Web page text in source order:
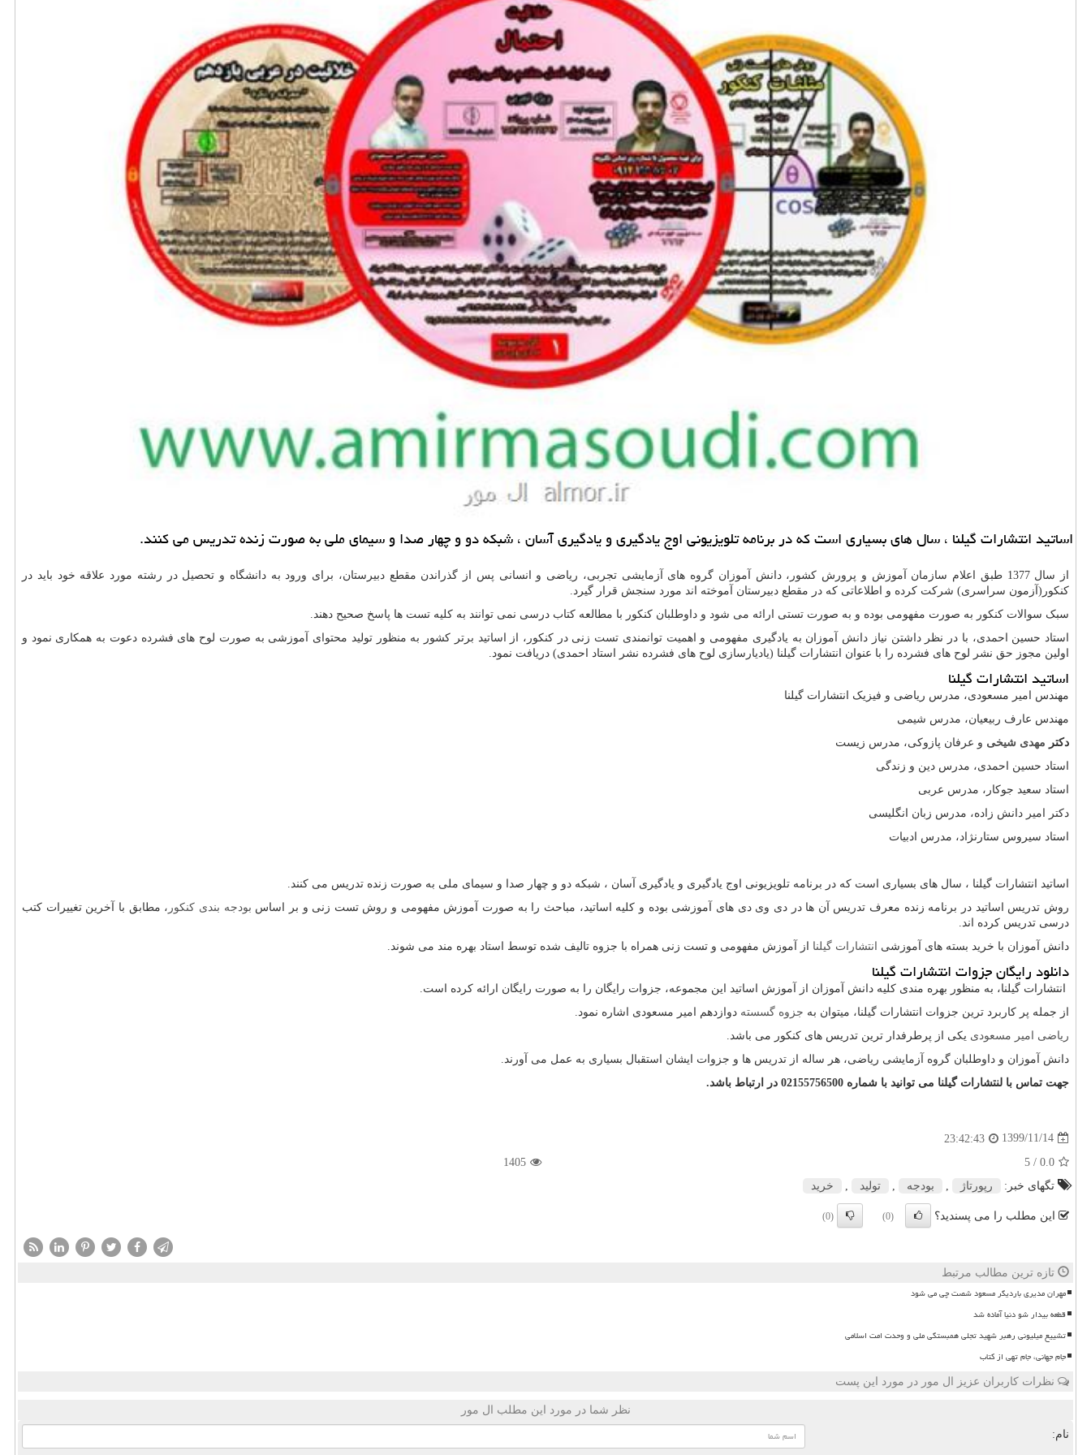
اساتید انتشارات گیلنا ، سال های بسیاری است كه در برنامه تلویزیونی اوج یادگیری و یادگیری آسان ، شبكه دو و چهار صدا و سیمای ملی به صورت زنده تدریس می كنند.
از سال 1377 طبق اعلام سازمان آموزش و پرورش کشور، دانش آموزان گروه های آزمایشی تجربی، ریاضی و انسانی پس از گذراندن مقطع دبیرستان، برای ورود به دانشگاه و تحصیل در رشته مورد علاقه خود باید در
کنکور(آزمون سراسری) شرکت کرده و اطلاعاتی که در مقطع دبیرستان آموخته اند مورد سنجش قرار گیرد.
سبک سوالات کنکور به صورت مفهومی بوده و به صورت تستی ارائه می شود و داوطلبان کنکور با مطالعه کتاب درسی نمی توانند به کلیه تست ها پاسخ صحیح دهند.
استاد حسین احمدی، با در نظر داشتن نیاز دانش آموزان به یادگیری مفهومی و اهمیت توانمندی تست زنی در کنکور، از اساتید برتر کشور به منظور تولید محتوای آموزشی به صورت لوح های فشرده دعوت به همکاری نمود و
اولین مجوز حق نشر لوح های فشرده را با عنوان انتشارات گیلنا (یادیارسازی لوح های فشرده نشر استاد احمدی) دریافت نمود.
اساتید انتشارات گیلنا
مهندس امیر مسعودی، مدرس ریاضی و فیزیک انتشارات گیلنا
مهندس عارف ربیعیان، مدرس شیمی
دکتر مهدی شیخی و عرفان پازوکی، مدرس زیست
استاد حسین احمدی، مدرس دین و زندگی
استاد سعید جوکار، مدرس عربی
دکتر امیر دانش زاده، مدرس زبان انگلیسی
استاد سیروس ستارنژاد، مدرس ادبیات
اساتید انتشارات گیلنا ، سال های بسیاری است که در برنامه تلویزیونی اوج یادگیری و یادگیری آسان ، شبکه دو و چهار صدا و سیمای ملی به صورت زنده تدریس می کنند.
روش تدریس اساتید در برنامه زنده معرف تدریس آن ها در دی وی دی های آموزشی بوده و کلیه اساتید، مباحث را به صورت آموزش مفهومی و روش تست زنی و بر اساس بودجه بندی کنکور ، مطابق با آخرین تغییرات کتب
درسی تدریس کرده اند.
دانش آموزان با خرید بسته های آموزشی
انتشارات گیلنا از آموزش مفهومی و تست زنی همراه با جزوه تالیف شده توسط استاد بهره مند می شوند.
دانلود رایگان جزوات انتشارات گیلنا
انتشارات گیلنا، به منظور بهره مندی کلیه دانش آموزان از آموزش اساتید این مجموعه، جزوات رایگان را به صورت رایگان ارائه کرده است.
از جمله پر کاربرد ترین جزوات انتشارات گیلنا، میتوان به جزوه گسسته دوازدهم امیر مسعودی اشاره نمود.
ریاضی امیر مسعودی یکی از پرطرفدار ترین تدریس های کنکور می باشد.
دانش آموزان و داوطلبان گروه آزمایشی ریاضی، هر ساله از تدریس ها و جزوات ایشان استقبال بسیاری به عمل می آورند.
جهت تماس با لنتشارات گیلنا می توانید با شماره 02155756500 در ارتباط باشد.
1399/11/14
23:42:43
0.0
/ 5
1405
تگهای خبر:
رپورتاژ , بودجه , تولید , خرید
این مطلب را می پسندید؟ (0)
(0)
تازه ترین مطالب مرتبط
مهران مدیری باردیگر مسعود شصت چی می شود
قطعه بیدار شو دنیا آماده شد
تشییع میلیونی رهبر شهید تجلی همبستگی ملی و وحدت امت اسلامی
جام جهانی، جام تهی از کتاب
نظرات کاربران عزیز ال مور در مورد این پست
نظر شما در مورد این مطلب ال مور
نام: